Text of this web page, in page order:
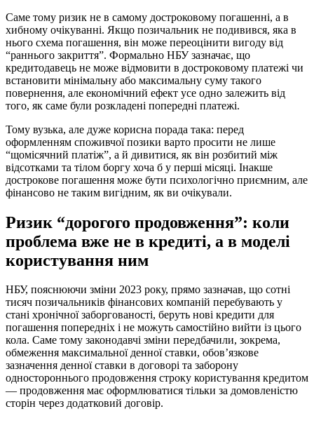
Саме тому ризик не в самому достроковому погашенні, а в
хибному очікуванні. Якщо позичальник не подивився, яка в
нього схема погашення, він може переоцінити вигоду від
“раннього закриття”. Формально НБУ зазначає, що
кредитодавець не може відмовити в достроковому платежі чи
встановити мінімальну або максимальну суму такого
повернення, але економічний ефект усе одно залежить від
того, як саме були розкладені попередні платежі.
Тому вузька, але дуже корисна порада така: перед
оформленням споживчої позики варто просити не лише
“щомісячний платіж”, а й дивитися, як він розбитий між
відсотками та тілом боргу хоча б у перші місяці. Інакше
дострокове погашення може бути психологічно приємним, але
фінансово не таким вигідним, як ви очікували.
Ризик “дорогого продовження”: коли
проблема вже не в кредиті, а в моделі
користування ним
НБУ, пояснюючи зміни 2023 року, прямо зазначав, що сотні
тисяч позичальників фінансових компаній перебувають у
стані хронічної заборгованості, беруть нові кредити для
погашення попередніх і не можуть самостійно вийти із цього
кола. Саме тому законодавчі зміни передбачили, зокрема,
обмеження максимальної денної ставки, обов’язкове
зазначення денної ставки в договорі та заборону
одностороннього продовження строку користування кредитом
— продовження має оформлюватися тільки за домовленістю
сторін через додатковий договір.